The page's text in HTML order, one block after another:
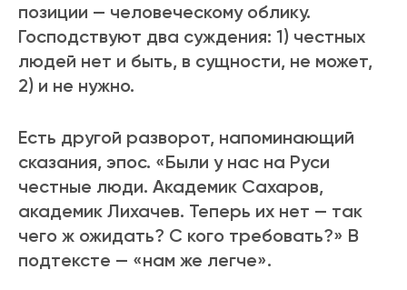
позиции — человеческому облику.
Господствуют два суждения: 1) честных
людей нет и быть, в сущности, не может,
2) и не нужно.
Есть другой разворот, напоминающий
сказания, эпос. «Были у нас на Руси
честные люди. Академик Сахаров,
академик Лихачев. Теперь их нет — так
чего ж ожидать? С кого требовать?» В
подтексте — «нам же легче».